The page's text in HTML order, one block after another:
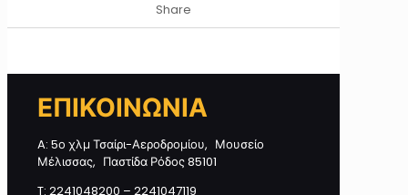
Share
ΕΠΙΚΟΙΝΩΝΙΑ
A: 5ο χλμ Τσαίρι-Αεροδρομίου, Μουσείο
Μέλισσας, Παστίδα Ρόδος 85101
T: 2241048200 – 2241047119